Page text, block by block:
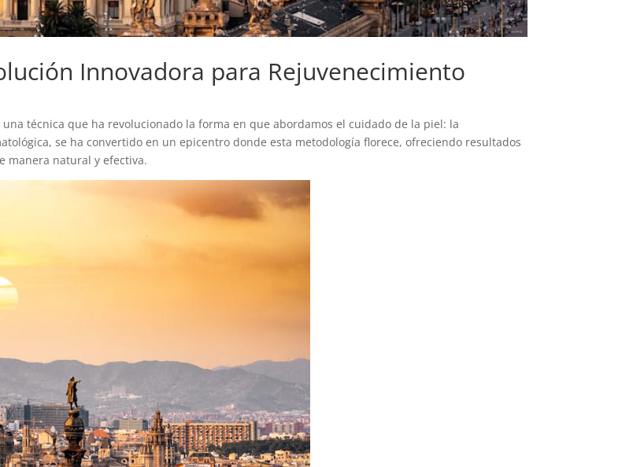
Innovadora para Rejuvenecimiento
técnica que ha revolucionado la forma en que abordamos el cuidado de la piel: la
se ha convertido en un epicentro donde esta metodología florece, ofreciendo resultados
manera natural y efectiva.